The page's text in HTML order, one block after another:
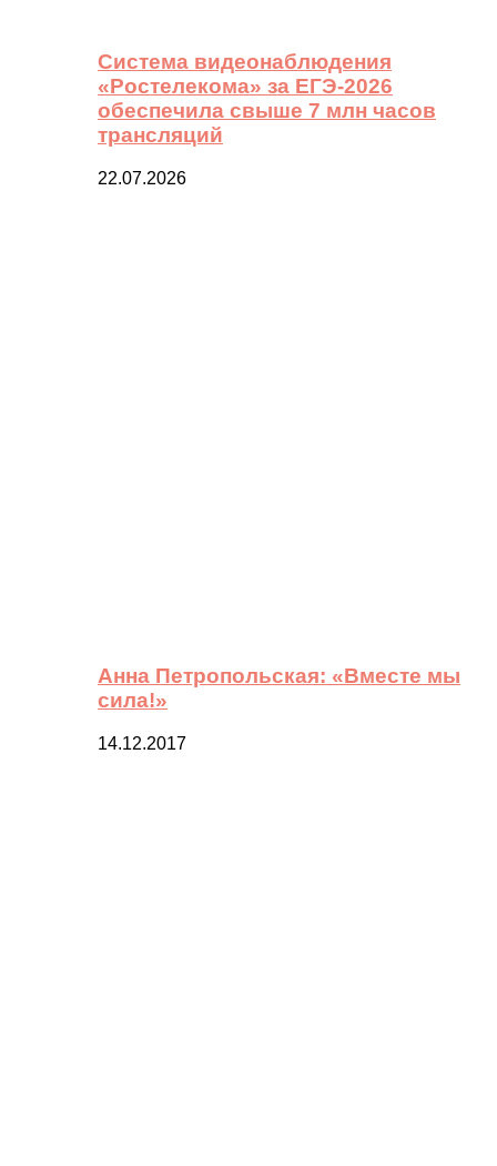
Система видеонаблюдения
«Ростелекома» за ЕГЭ-2026
обеспечила свыше 7 млн часов
трансляций
22.07.2026
Анна Петропольская: «Вместе мы
сила!»
14.12.2017